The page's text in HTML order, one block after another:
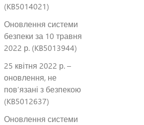
(KB5014021)
Оновлення системи
безпеки за 10 травня
2022 р. (KB5013944)
25 квітня 2022 р. –
оновлення, не
пов’язані з безпекою
(KB5012637)
Оновлення системи